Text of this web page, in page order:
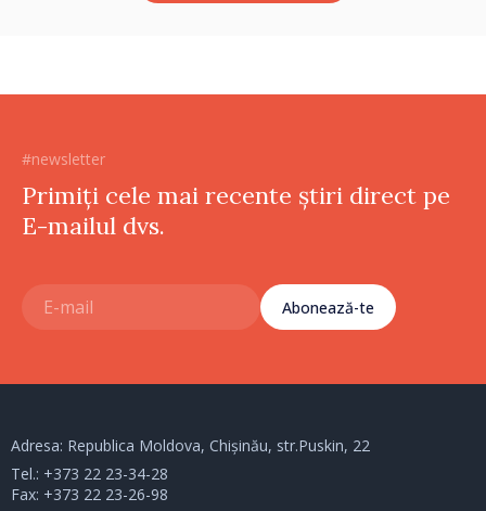
#newsletter
Primiți cele mai recente știri direct pe
E-mailul dvs.
Abonează-te
Adresa: Republica Moldova, Chișinău, str.Puskin, 22
Tel.: +373 22 23-34-28
Fax: +373 22 23-26-98